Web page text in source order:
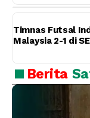
Timnas Futsal
Malaysia 2-1 di
Berita